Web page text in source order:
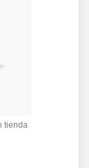
tienda